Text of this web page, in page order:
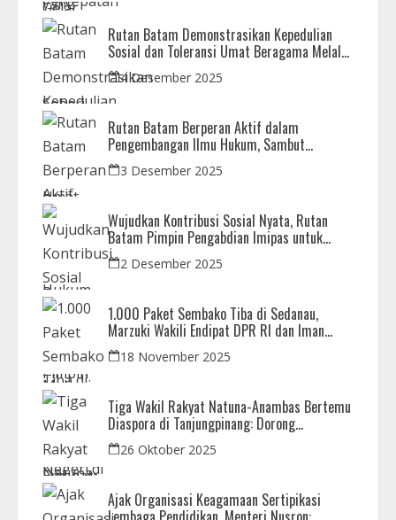
Rutan Batam Demonstrasikan Kepedulian
Sosial dan Toleransi Umat Beragama Melalui
Doa Bersama Korban Bencana
4 Desember 2025
Rutan Batam Berperan Aktif dalam
Pengembangan Ilmu Hukum, Sambut
Kunjungan Observasi Mahasiswa UIB
3 Desember 2025
Wujudkan Kontribusi Sosial Nyata, Rutan
Batam Pimpin Pengabdian Imipas untuk
Negeri di Masjid Syahrom Ba’dawi
2 Desember 2025
1.000 Paket Sembako Tiba di Sedanau,
Marzuki Wakili Endipat DPR RI dan Iman
Sutiawan Kawal Reses di Natuna
18 November 2025
Tiga Wakil Rakyat Natuna-Anambas Bertemu
Diaspora di Tanjungpinang: Dorong
Pemekaran Provinsi dan Jamin Pemerataan
Pembangunan
26 Oktober 2025
Ajak Organisasi Keagamaan Sertipikasi